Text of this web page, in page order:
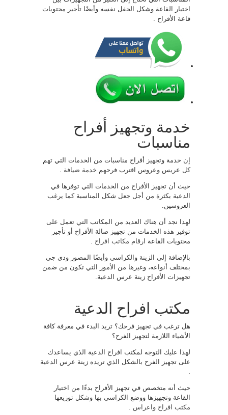
اختيار القاعة وشكل الحفل نفسه وأيضًا تأجير محتويات
قاعة الأفراح .
خدمة وتجهيز أفراح
مناسبات
إن خدمة وتجهيز أفراح مناسبات من الخدمات التي تهم
كل عريس وعروس اقترب فرحهم خدمة ضيافة
حيث أن تجهيز الأفراح من الخدمات التي توفرها في
الدعية بكثرة من أجل جعل شكل المناسبة كما يرغب
العروسين.
لهذا نجد أن هناك العديد من المكاتب التي تعمل على
توفير هذه الخدمات من تجهيز صالة الأفراح أو تأجير
محتويات القاعة ارقام مكاتب افراح
بالإضافة إلى الزينة والكراسي وأيضًا المصور ودي جي
بمختلف أنواعه، وغيرها من الأمور التي تكون من ضمن
تجهيزات الأفراح زينة عرس الدعية.
مكتب افراح الدعية
هل ترغب في تجهيز فرحك؟ تريد البدء في معرفة كافة
الأشياء اللازمة لتجهيز الفرح؟
لهذا عليك التوجه لمكتب افراح الدعية الذي يساعدك
على تجهيز الفرح بالشكل الذي تريده زينة عرس الدعية
حيث أنه متخصص في تجهيز الأفراح بدءًا من اختيار
القاعة وتجهيزها ووضع الكراسي بها وشكل توزيعها
مكتب افراح واعراس